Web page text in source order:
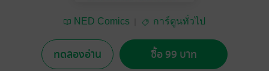
NED Comics การ์ตูนทั่วไป
ทดลองอ่าน ซื้อ 99 บาท